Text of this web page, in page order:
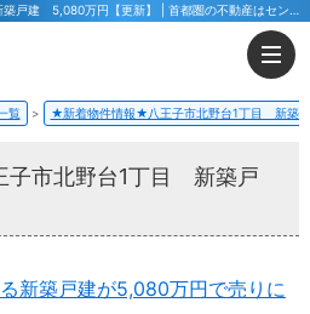
覧 ★新着物件情報★八王子市北野台1丁目 新築
市北野台1丁目 新築戸
新築戸建が5,080万円で売りに